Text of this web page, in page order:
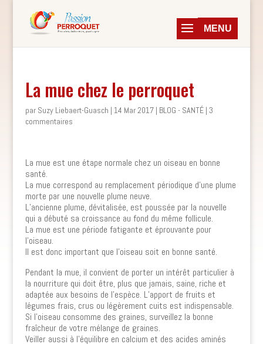
La mue chez le perroquet
par Suzy Liebaert-Guasch | 14 Mar 2017| BLOG - SANTÉ| 3
commentaires
La mue est une étape normale chez un oiseau en bonne
santé.
La mue correspond au remplacement périodique d’une plume
morte par une nouvelle plume neuve.
L’ancienne plume, dévitalisée, est poussée par la nouvelle
qui a débuté sa croissance au fond du même follicule.
La mue est une période fatigante et éprouvante pour
l’oiseau.
Il est donc important que l’oiseau soit en bonne santé.
Pendant la mue, il convient de porter un intérêt particulier à
la nourriture qui doit être, plus que jamais, saine, riche et
adaptée aux besoins de l’espèce. L’apport de fruits et
légumes frais, crus ou légèrement cuits est indispensable.
Si l’oiseau consomme des graines, surveillez la bonne
fraîcheur de votre mélange de graines.
Veiller aussi à l’équilibre en calcium et des acides aminés